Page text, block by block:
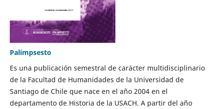
Palimpsesto
Es una publicación semestral de carácter multidisciplinario
de la Facultad de Humanidades de la Universidad de
Santiago de Chile que nace en el año 2004 en el
departamento de Historia de la USACH. A partir del año